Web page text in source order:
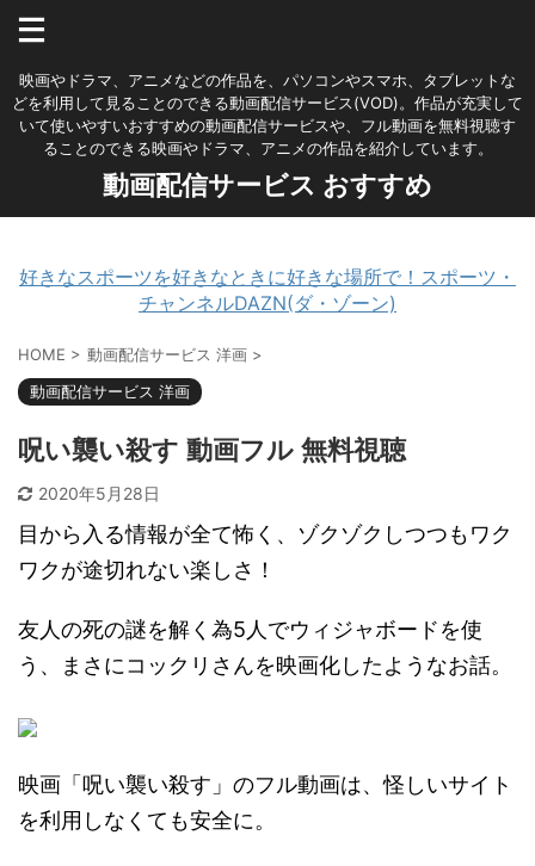
映画やドラマ、アニメなどの作品を、パソコンやスマホ、タブレットな
どを利用して見ることのできる動画配信サービス(VOD)。作品が充実して
いて使いやすいおすすめの動画配信サービスや、フル動画を無料視聴す
ることのできる映画やドラマ、アニメの作品を紹介しています。
動画配信サービス おすすめ
好きなスポーツを好きなときに好きな場所で！スポーツ・
チャンネルDAZN(ダ・ゾーン)
HOME > 動画配信サービス 洋画 >
動画配信サービス 洋画
呪い襲い殺す 動画フル 無料視聴
2020年5月28日
目から入る情報が全て怖く、ゾクゾクしつつもワク
ワクが途切れない楽しさ！
友人の死の謎を解く為5人でウィジャボードを使
う、まさにコックリさんを映画化したようなお話。
映画「呪い襲い殺す」のフル動画は、怪しいサイト
を利用しなくても安全に。